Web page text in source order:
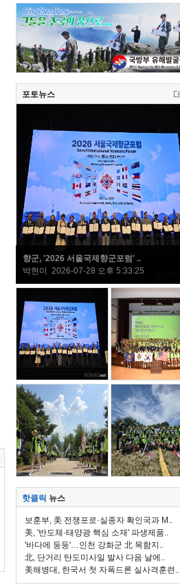
포토뉴스
향군, '2026 서울국제향군포럼' ..
박현미 2026-07-28 오후 5:33:25
핫클릭 뉴스
보훈부, 美 전쟁포로·실종자 확인국과 M..
美, '반도체·태양광 핵심 소재' 파생제품..
'바다에 둥둥'…인천 강화군 北 목함지..
北, 단거리 탄도미사일 발사 다음 날에..
美해병대, 한국서 첫 자폭드론 실사격훈련..